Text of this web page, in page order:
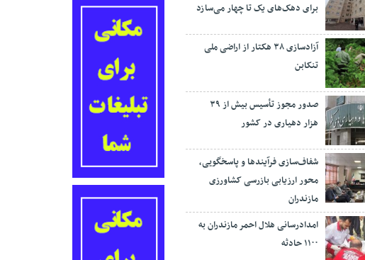
برای دهک‌های یک تا چهار می‌سازد
آزادسازی ۳۸ هکتار از اراضی ملی
تنکابن
صدور مجوز تأسیس بیش از ۳۹
هزار دهیاری در کشور
شفاف‌سازی فرآیند‌ها و پاسخگویی،
محور ارزیابی بازرسی کشاورزی
مازندران
امدادرسانی هلال احمر مازندران به
۱۱۰۰ حادثه